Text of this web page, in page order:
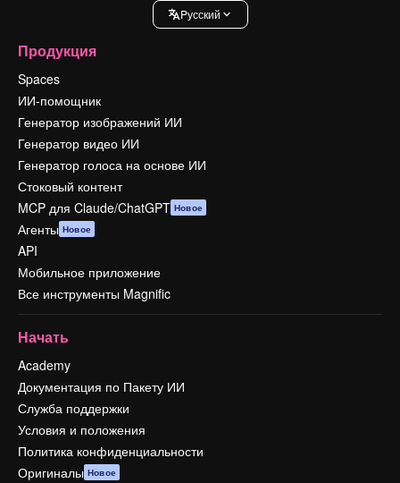
Pусский
Продукция
Spaces
ИИ-помощник
Генератор изображений ИИ
Генератор видео ИИ
Генератор голоса на основе ИИ
Стоковый контент
MCP для Claude/ChatGPT Новое
Агенты Новое
API
Мобильное приложение
Все инструменты Magnific
Начать
Academy
Документация по Пакету ИИ
Служба поддержки
Условия и положения
Политика конфиденциальности
Оригиналы Новое